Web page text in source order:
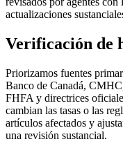
actualizaciones
Verificación de
Priorizamos fuentes
Banco de Canadá,
FHFA y directrices
cambian las tasas o las
artículos afectados y
una revisión sustancial.